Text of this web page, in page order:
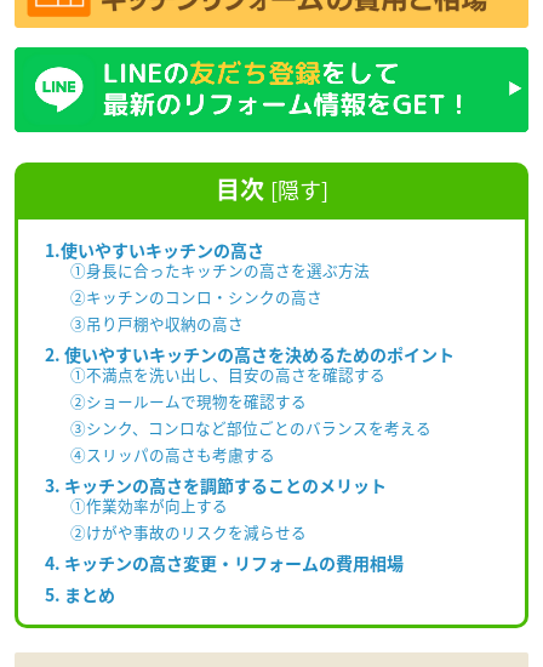
目次 [隠す]
1.使いやすいキッチンの高さ
①身長に合ったキッチンの高さを選ぶ方法
②キッチンのコンロ・シンクの高さ
③吊り戸棚や収納の高さ
2. 使いやすいキッチンの高さを決めるためのポイント
①不満点を洗い出し、目安の高さを確認する
②ショールームで現物を確認する
③シンク、コンロなど部位ごとのバランスを考える
④スリッパの高さも考慮する
3. キッチンの高さを調節することのメリット
①作業効率が向上する
②けがや事故のリスクを減らせる
4. キッチンの高さ変更・リフォームの費用相場
5. まとめ